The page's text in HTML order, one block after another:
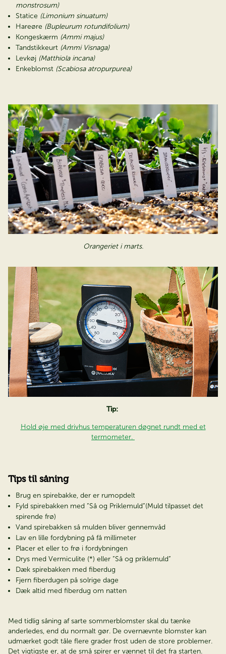
monstrosum)
Statice (Limonium sinuatum)
Hareøre (Bupleurum rotundifolium)
Kongeskærm (Ammi majus)
Tandstikkeurt (Ammi Visnaga)
Levkøj (Matthiola incana)
Enkeblomst (Scabiosa atropurpurea)
Orangeriet i marts.
Tip:
Hold øje med drivhus temperaturen døgnet rundt med et
termometer.
Tips til såning
Brug en spirebakke, der er rumopdelt
Fyld spirebakken med ”Så og Priklemuld”(Muld tilpasset det
spirende frø)
Vand spirebakken så mulden bliver gennemvåd
Lav en lille fordybning på få millimeter
Placer et eller to frø i fordybningen
Drys med Vermiculite (*) eller ”Så og priklemuld”
Dæk spirebakken med fiberdug
Fjern fiberdugen på solrige dage
Dæk altid med fiberdug om natten
Med tidlig såning af sarte sommerblomster skal du tænke
anderledes, end du normalt gør. De overnævnte blomster kan
udmærket godt tåle flere grader frost uden de store problemer.
Det vigtigste er, at de små spirer er vænnet til det fra starten.